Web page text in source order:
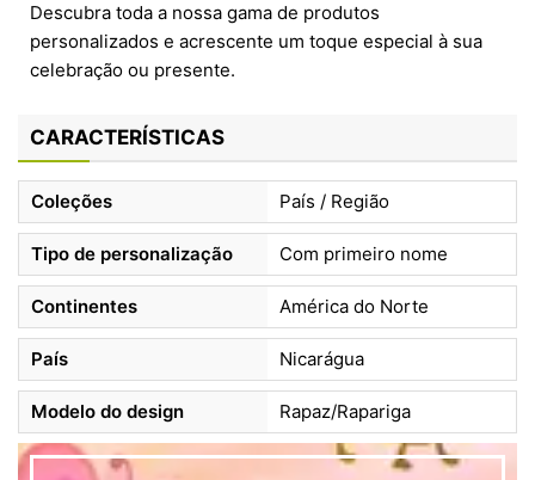
Descubra toda a nossa gama de produtos
personalizados e acrescente um toque especial à sua
celebração ou presente.
CARACTERÍSTICAS
Coleções País / Região
Tipo de personalização Com primeiro nome
Continentes América do Norte
País Nicarágua
Modelo do design Rapaz/Rapariga